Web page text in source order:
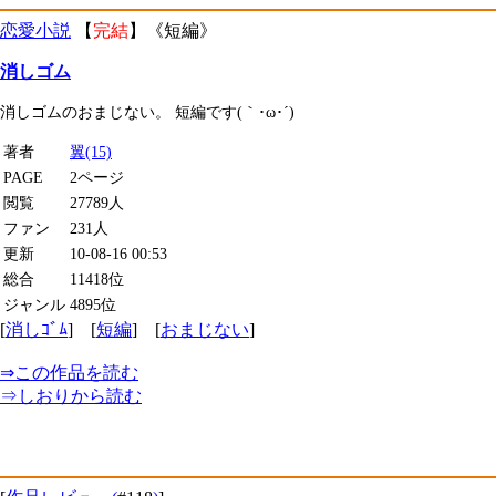
恋愛小説 【 完結】《短編》
消しゴム
消しゴムのおまじない。 短編です(｀･ω･´)
著者
翼(15)
PAGE
2ページ
閲覧
27789人
ファン
231人
更新
10-08-16 00:53
総合
11418位
ジャンル 4895位
[消しｺﾞﾑ] [短編] [おまじない]
⇒この作品を読む
⇒ しおり から読む